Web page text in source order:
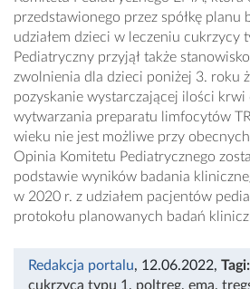
przedstawionego przez spółkę planu
udziałem dzieci w leczeniu cukrzycy
Pediatryczny przyjął także
zwolnienia dla dzieci poniżej 3. roku
pozyskanie wystarczającej ilości
wytwarzania preparatu limfocytów
wieku nie jest możliwe przy
Opinia Komitetu Pediatrycznego
podstawie wyników badania
w 2020 r. z udziałem pacjentów
protokołu planowanych badań
Redakcja portalu, 12.06.2022, Tagi:
cukrzyca typu 1 , poltreg, ema,